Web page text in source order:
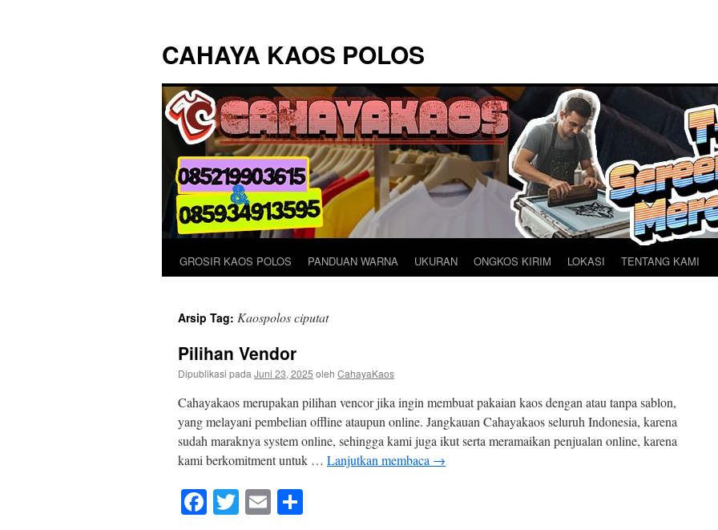
isi
CAHAYA KAOS POLOS
GROSIR KAOS POLOS PANDUAN WARNA UKURAN ONGKOS KIRIM LOKASI TENTANG KAMI
Arsip Tag: Kaospolos ciputat
Pilihan Vendor
Dipublikasi pada Juni 23, 2025 oleh CahayaKaos
Cahayakaos merupakan pilihan vencor jika ingin membuat pakaian kaos dengan atau tanpa sablon,
yang melayani pembelian offline ataupun online. Jangkauan Cahayakaos seluruh Indonesia, karena
sudah maraknya system online, sehingga kami juga ikut serta meramaikan penjualan online, karena
kami berkomitment untuk … Lanjutkan membaca →
Facebook
Twitter
Email